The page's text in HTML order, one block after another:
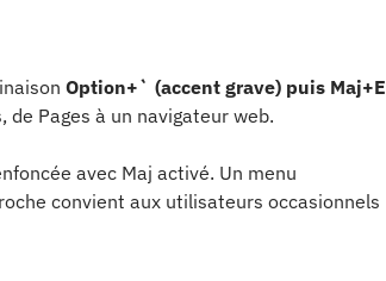
Option+` (accent grave) puis Maj+E
Pages à un navigateur web.
avec Maj activé. Un menu
convient aux utilisateurs occasionnels